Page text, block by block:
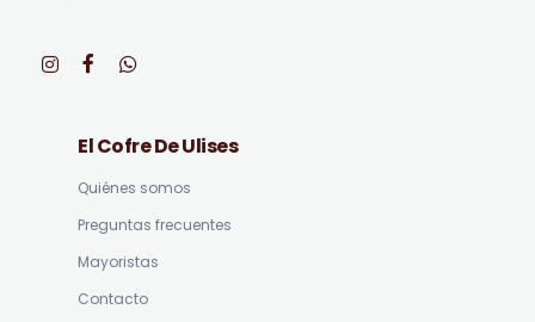
El Cofre De Ulises
Quiénes somos
Preguntas frecuentes
Mayoristas
Contacto